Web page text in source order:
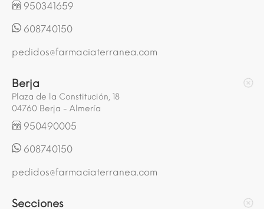
950341659
608740150
pedidos@farmaciaterranea.com
Berja
Plaza de la Constitución, 18
04760 Berja - Almería
950490005
608740150
pedidos@farmaciaterranea.com
Secciones